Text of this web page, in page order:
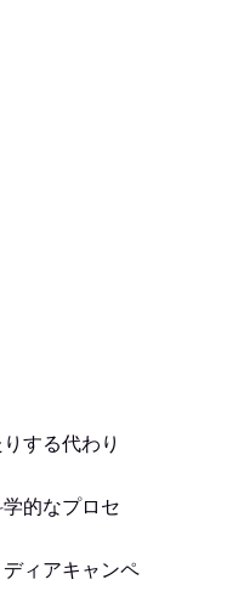
する代わり
的なプロセ
ィアキャンペ